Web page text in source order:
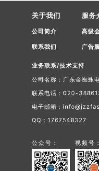
关于我们
公司简介
联系我们
服务
高级
广告
业务联系/技术支持
公司名称：广东金蜘蛛
联系电话：020-
电子邮箱：
QQ：1767548327
公众号： 视频号：